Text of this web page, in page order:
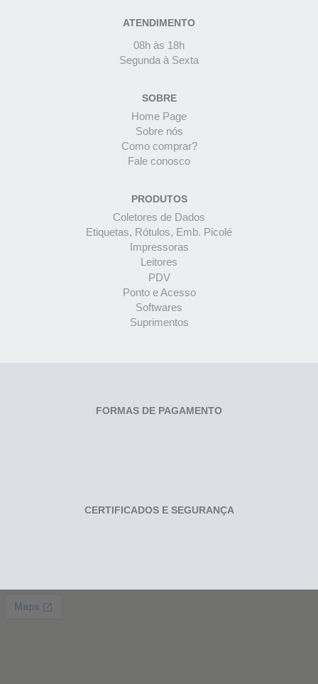
ATENDIMENTO
08h às 18h
Segunda à Sexta
SOBRE
Home Page
Sobre nós
Como comprar?
Fale conosco
PRODUTOS
Coletores de Dados
Etiquetas, Rótulos, Emb. Picolé
Impressoras
Leitores
PDV
Ponto e Acesso
Softwares
Suprimentos
FORMAS DE PAGAMENTO
CERTIFICADOS E SEGURANÇA